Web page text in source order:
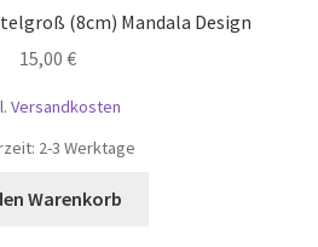
(8cm) Mandala Design
15,00 €
Versandkosten
2-3 Werktage
Warenkorb